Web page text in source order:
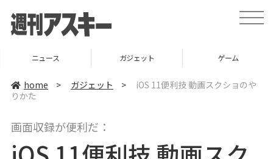
t
o
v
ニュース ガジェット ゲーム
home > ガジェット >
iOS 11便利技 動画スクショのや
りかた
画面収録が便利だ：